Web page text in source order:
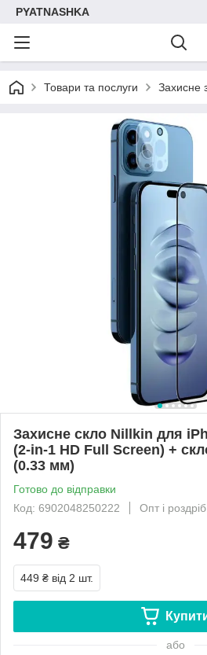
PYATNASHKA
Товари та послуги Захисне
Захисне скло Nillkin для
(2-in-1 HD Full Screen) +
(0.33 мм)
Готово до відправки
Код: 6902048250222
Опт і роздріб
479 ₴
449 ₴ від 2 шт.
або